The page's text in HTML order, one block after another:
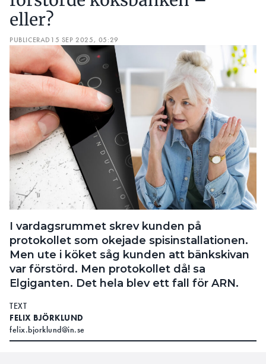
eller?
PUBLICERAD 15 SEP 2025, 05:29
I vardagsrummet skrev kunden på
protokollet som okejade spisinstallationen.
Men ute i köket såg kunden att bänkskivan
var förstörd. Men protokollet då! sa
Elgiganten. Det hela blev ett fall för ARN.
TEXT
FELIX BJÖRKLUND
felix.bjorklund@in.se